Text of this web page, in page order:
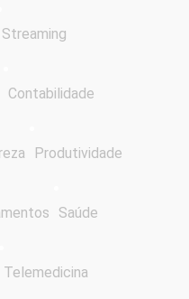
Streaming
Contabilidade
Produtividade
Saúde
Telemedicina